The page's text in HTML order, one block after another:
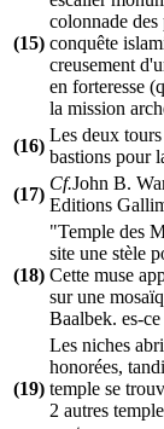
(15)
colonnade
conquête
creusement
en forteresse
la mission
(16)
Les deux
bastions pour
(17)
Cf.John B.
Editions
(18)
"Temple des
site une stèle
Cette muse
sur une
Baalbek. es-
(19)
Les niches
honorées,
temple se
2 autres